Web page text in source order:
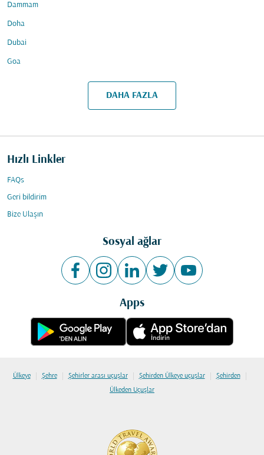
Dammam
Doha
Dubai
Goa
DAHA FAZLA
Hızlı Linkler
FAQs
Geri bildirim
Bize Ulaşın
Sosyal ağlar
Apps
Ülkeye | Şehre | Şehirler arası uçuşlar | Şehirden Ülkeye uçuşlar | Şehirden |
Ülkeden Uçuşlar